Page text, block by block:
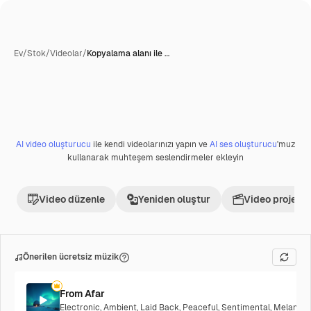
Ev/Stok/Videolar/Kopyalama alanı ile …
Premium
AI video oluşturucu ile kendi videolarınızı yapın veAI ses oluşturucu'muz
kullanarak muhteşem seslendirmeler ekleyin
Video düzenle Yeniden oluştur Video projesi
Önerilen ücretsiz müzik
From Afar
Electronic,Ambient, Laid Back, Peaceful,Sentimental,